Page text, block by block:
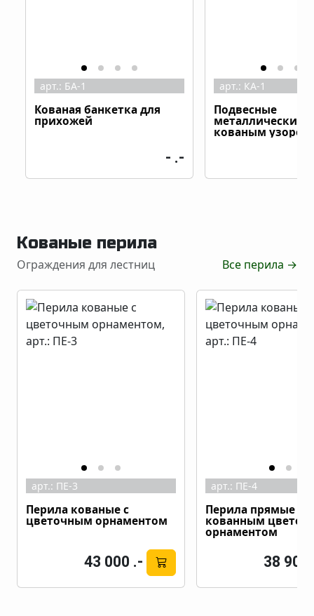
арт.: БА-1
Кованая банкетка для
прихожей
- .-
арт.: КА-1
Подвесные
металлические
кованым узором
Кованые перила
Ограждения для лестниц Все перила →
арт.: ПЕ-3
Перила кованые с
цветочным орнаментом
43 000 .-
арт.: ПЕ-4
Перила прямые с
кованным
орнаментом
38